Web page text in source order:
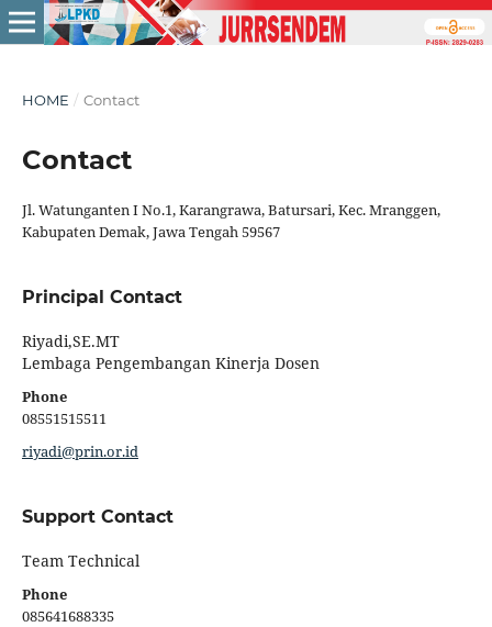
HOME / Contact
Contact
Jl. Watunganten I No.1, Karangrawa, Batursari, Kec. Mranggen,
Kabupaten Demak, Jawa Tengah 59567
Principal Contact
Riyadi,SE.MT
Lembaga Pengembangan Kinerja Dosen
Phone
08551515511
riyadi@prin.or.id
Support Contact
Team Technical
Phone
085641688335